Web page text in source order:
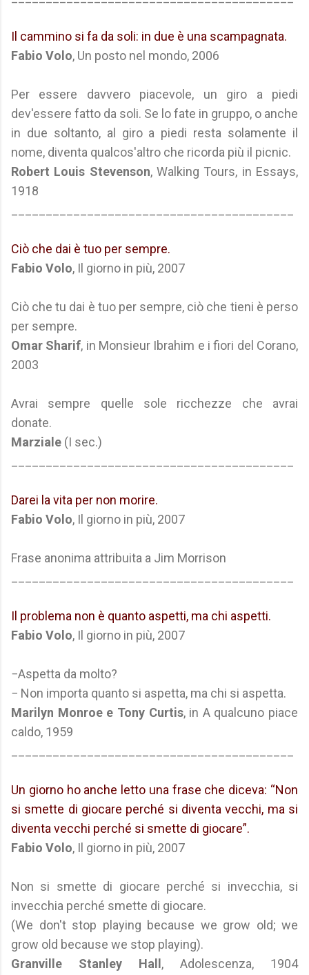
Il cammino si fa da soli: in due è una scampagnata.
Fabio Volo, Un posto nel mondo, 2006
Per essere davvero piacevole, un giro a piedi
dev'essere fatto da soli. Se lo fate in gruppo, o anche
in due soltanto, al giro a piedi resta solamente il
nome, diventa qualcos'altro che ricorda più il picnic.
Robert Louis Stevenson, Walking Tours, in Essays,
1918
Ciò che dai è tuo per sempre.
Fabio Volo, Il giorno in più, 2007
Ciò che tu dai è tuo per sempre, ciò che tieni è perso
per sempre.
Omar Sharif, in Monsieur Ibrahim e i fiori del Corano,
2003
Avrai sempre quelle sole ricchezze che avrai
donate.
Marziale (I sec.)
Darei la vita per non morire.
Fabio Volo, Il giorno in più, 2007
Frase anonima attribuita a Jim Morrison
Il problema non è quanto aspetti, ma chi aspetti.
Fabio Volo, Il giorno in più, 2007
−Aspetta da molto?
− Non importa quanto si aspetta, ma chi si aspetta.
Marilyn Monroe e Tony Curtis, in A qualcuno piace
caldo, 1959
Un giorno ho anche letto una frase che diceva: “Non
si smette di giocare perché si diventa vecchi, ma si
diventa vecchi perché si smette di giocare”.
Fabio Volo, Il giorno in più, 2007
Non si smette di giocare perché si invecchia, si
invecchia perché smette di giocare.
(We don't stop playing because we grow old; we
grow old because we stop playing).
Granville Stanley Hall , Adolescenza, 1904